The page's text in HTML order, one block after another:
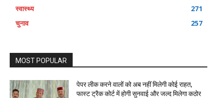
स्वास्थ्य
271
चुनाव
257
MOST POPULAR
पेपर लीक करने वालों को अब नहीं मिलेगी कोई राहत,
फास्ट ट्रैक कोर्ट में होगी सुनवाई और जल्द मिलेगा कठोर